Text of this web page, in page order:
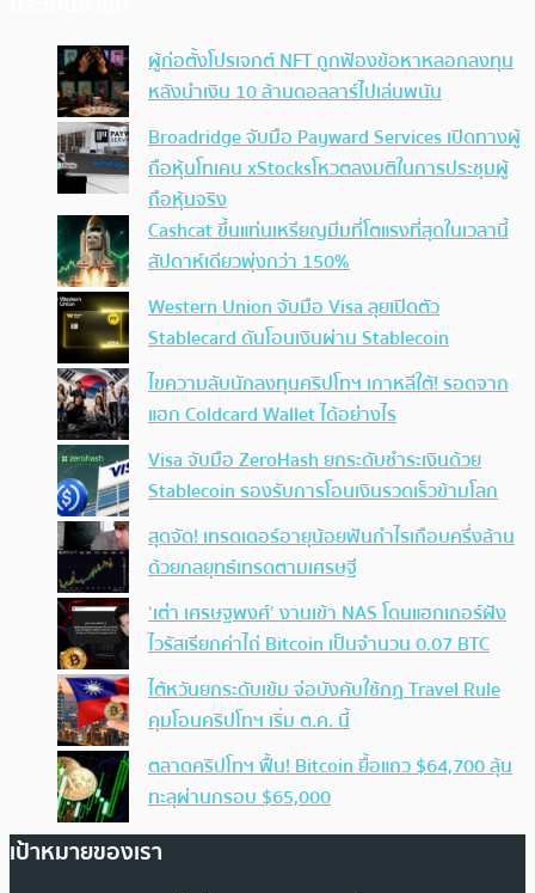
ผู้ก่อตั้งโปรเจกต์ NFT ถูกฟ้องข้อหาหลอกลงทุน
หลังนำเงิน 10 ล้านดอลลาร์ไปเล่นพนัน
Broadridge จับมือ Payward Services เปิดทางผู้
ถือหุ้นโทเคน xStocksโหวตลงมติในการประชุมผู้
ถือหุ้นจริง
Cashcat ขึ้นแท่นเหรียญมีมที่โตแรงที่สุดในเวลานี้
สัปดาห์เดียวพุ่งกว่า 150%
Western Union จับมือ Visa ลุยเปิดตัว
Stablecard ดันโอนเงินผ่าน Stablecoin
ไขความลับนักลงทุนคริปโทฯ เกาหลีใต้! รอดจาก
แฮก Coldcard Wallet ได้อย่างไร
Visa จับมือ ZeroHash ยกระดับชำระเงินด้วย
Stablecoin รองรับการโอนเงินรวดเร็วข้ามโลก
สุดจัด! เทรดเดอร์อายุน้อยฟันกำไรเกือบครึ่งล้าน
ด้วยกลยุทธ์เทรดตามเศรษฐี
‘เต๋า เศรษฐพงศ์’ งานเข้า NAS โดนแฮกเกอร์ฝัง
ไวรัสเรียกค่าไถ่ Bitcoin เป็นจำนวน 0.07 BTC
ไต้หวันยกระดับเข้ม จ่อบังคับใช้กฏ Travel Rule
คุมโอนคริปโทฯ เริ่ม ต.ค. นี้
ตลาดคริปโทฯ ฟื้น! Bitcoin ยื้อแถว $64,700 ลุ้น
ทะลุผ่านกรอบ $65,000
เป้าหมายของเรา